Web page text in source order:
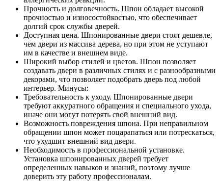
Прочность и долговечность. Шпон обладает высокой
прочностью и износостойкостью, что обеспечивает
долгий срок службы дверей.
Доступная цена. Шпонированные двери стоят дешевле,
чем двери из массива дерева, но при этом не уступают
им в качестве и внешнем виде.
Широкий выбор стилей и цветов. Шпон позволяет
создавать двери в различных стилях и с разнообразными
декорами, что позволяет подобрать дверь под любой
интерьер. Минусы:
Требовательность к уходу. Шпонированные двери
требуют аккуратного обращения и специального ухода,
иначе они могут потерять свой внешний вид.
Возможность повреждения шпона. При неправильном
обращении шпон может поцарапаться или потрескаться,
что ухудшит внешний вид двери.
Необходимость в профессиональной установке.
Установка шпонированных дверей требует
определенных навыков и знаний, поэтому лучше
доверить эту работу профессионалам.